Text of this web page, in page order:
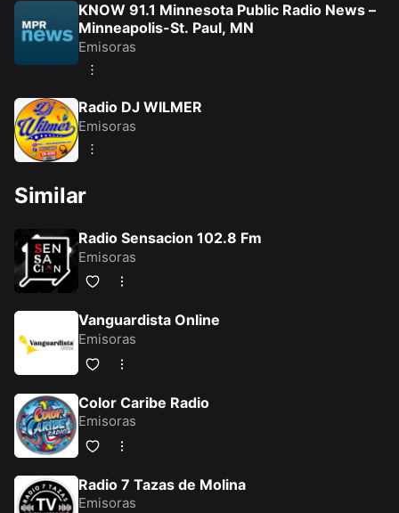
KNOW 91.1 Minnesota Public Radio News –
Minneapolis-St. Paul, MN
Emisoras
Radio DJ WILMER
Emisoras
Similar
Radio Sensacion 102.8 Fm
Emisoras
Vanguardista Online
Emisoras
Color Caribe Radio
Emisoras
Radio 7 Tazas de Molina
Emisoras